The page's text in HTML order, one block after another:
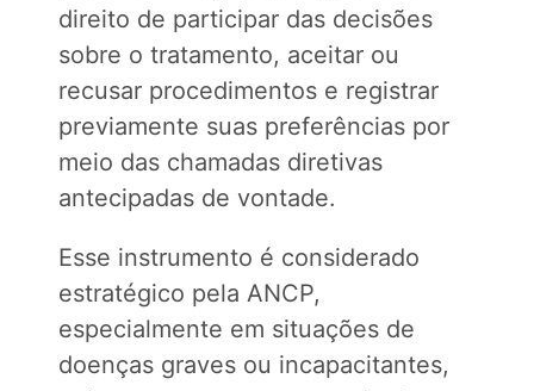
direito de participar das decisões
sobre o tratamento, aceitar ou
recusar procedimentos e registrar
previamente suas preferências por
meio das chamadas diretivas
antecipadas de vontade.
Esse instrumento é considerado
estratégico pela ANCP,
especialmente em situações de
doenças graves ou incapacitantes,